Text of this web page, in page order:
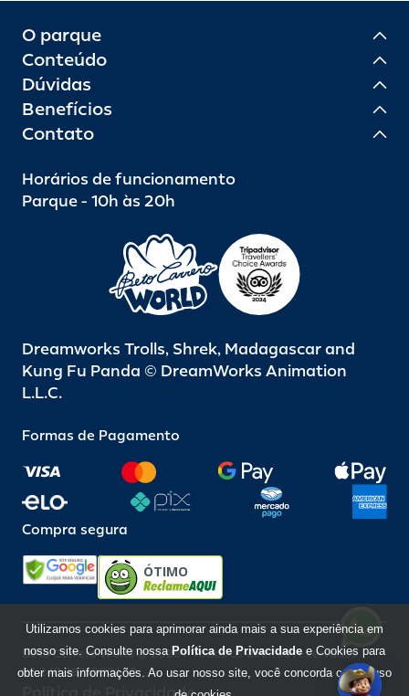
O parque
Conteúdo
Dúvidas
Benefícios
Contato
Horários de funcionamento
Parque - 10h às 20h
Dreamworks Trolls, Shrek, Madagascar and
Kung Fu Panda © DreamWorks Animation
L.L.C.
Formas de Pagamento
Compra segura
ÓTIMO
Beto Carrero World @ 2026 / Todos os direitos reservados
85.248.987/0001-10
Utilizamos cookies para aprimorar ainda mais a sua experiência em
nosso site. Consulte nossa Política de Privacidade e Cookies para
obter mais informações. Ao usar nosso site, você concorda com o uso